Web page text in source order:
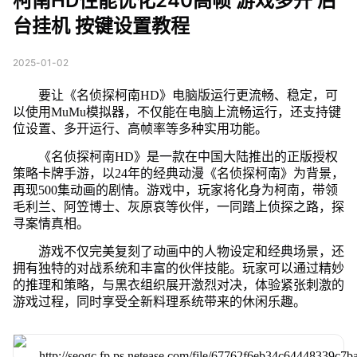
台挂机 按键设置教程
2025-01-02
要让《名侦探柯南HD》电脑版运行更流畅、稳定，可
以使用MuMu模拟器，不仅能在电脑上流畅运行，还支持键
位设置、多开运行、高帧率等多种实用功能。
《名侦探柯南HD》是一款在中国大陆推出的正版授权
策略卡牌手游，以24年的经典动漫《名侦探柯南》为背景，
再现500集动画的剧情。游戏中，玩家将化身为柯南，带领
毛利兰、阿笠博士、灰原哀等伙伴，一同踏上侦探之路，探
寻案情真相。
游戏不仅完美复刻了动画中的人物设定和经典场景，还
拥有独特的对战系统和丰富的伙伴技能。玩家可以通过精妙
的推理和策略，与黑衣组织展开激烈对决，体验紧张刺激的
游戏过程，同时享受全新料理系统带来的休闲乐趣。